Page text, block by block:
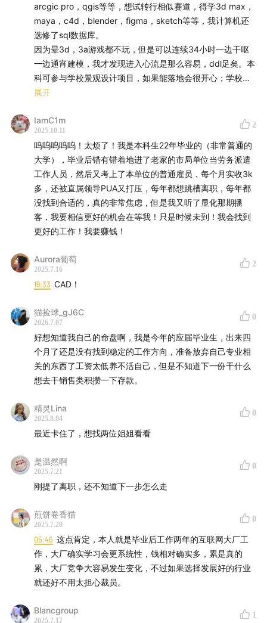
公众号：人民路量子家
bgm: until we rich - Ice Cube/Krayzie Bone
arcgic pro，qgis等等，想试转行相似赛道，得学3d max，
maya，c4d，blender，figma，sketch等等，我计算机还
选修了sql数据库。
因为晕3d，3a游戏都不玩，但是可以连续34小时一边干呕
一边通宵建模，我才发现进入心流是那么容易，ddl足矣。本
科可参与学校景观设计项目，如果能落地会很开心；学校组
织下乡写生、外地实践，经常山里徒步一整天，师生一块吃
反，我很享受这种悬崖边的刺激感。
在设计院是X（姓氏）工，在大厂是美工，“工”听着总给我一
种严守工程规范的责任感，“美工”更像是软件人，而想象中
天马行空的设计师感少有。现在细分赛道很多，设计看着是
万金油，但在专业领域做好感觉也很难。又是一年毕业季，
希望能在未来的社会实践中逐步找准方向深耕。
展开
IamC1m
2025.10.11
2
呜呜呜呜呜！太烦了！我是本科生22年毕业的（非常普通的
大学），毕业后错有错着地进了老家的市局单位当劳务派遣
工作人员，然后又考上了本单位的普通雇员，每个月实收3k
多，还被直属领导PUA又打压，每年都想跳槽离职，每年都
没找到合适的，真的非常焦虑，但是我又听了显化那期播
客，我要相信更好的机会在等我！只是时候未到！我会找到
更好的工作！我要赚钱！
Aurora葡萄
2025.7.16
2
19:33 CAD！
猫捡球_gJ6C
2026.7.07
0
好想知道我自己的命盘啊，我是今年的应届毕业生，出来四
个月了还是没有找到稳定的工作方向，准备放弃自己专业相
关的东西了工资太低养不活自己，但是不知道下一份干什么
想去干销售类积攒一下存款。
精灵Lina
2025.8.04
0
最近卡住了，想找两位姐姐看看
是温然啊
2025.7.21
0
刚提了离职，还不知道下一步怎么走
煎饼卷香猫
2025.7.20
0
05:46 这点肯定，本人就是毕业后工作两年的互联网大厂工
作，大厂确实学习会更系统性，钱相对确实多，累是真的
累，大厂竞争大容易发生变化，不过如果选择发展好的行业
就还好不用太担心裁员。
Blancgroup
2025.7.17
1